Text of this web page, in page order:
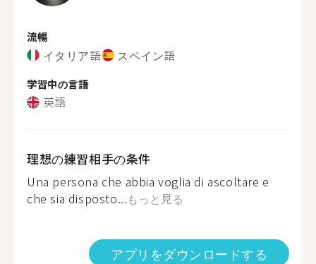
流暢
イタリア語 スペイン語
学習中の言語
英語
理想の練習相手の条件
Una persona che abbia voglia di ascoltare e
che sia disposto...もっと見る
アプリをダウンロードする